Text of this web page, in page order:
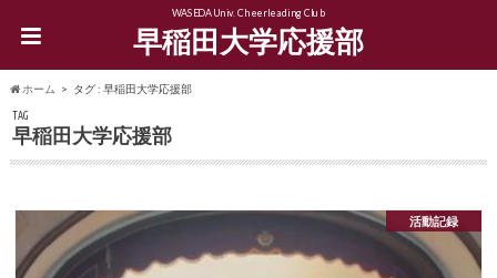
WASEDA Univ. Cheerleading Club
早稲田大学応援部
ホーム タグ : 早稲田大学応援部
TAG
早稲田大学応援部
活動記録